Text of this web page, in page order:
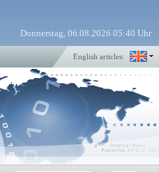
Donnerstag, 06.08.2026 05:40 Uhr
English articles: